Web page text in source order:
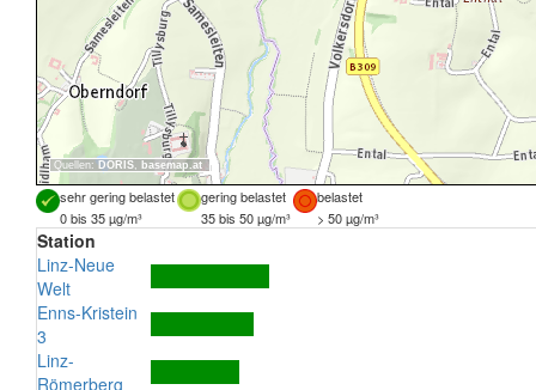
Quellen: DORIS, basemap.at
sehr gering belastet gering belastet
belastet
0 bis 35 µg/m³
35 bis 50 µg/m³ > 50 µg/m³
Station
Linz-Neue
Welt
Enns-Kristein
3
Linz-
Römerberg